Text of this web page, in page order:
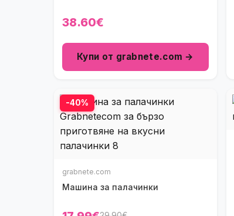
38.60€
Купи от grabnete.com →
-40%
grabnete.com
Машина за палачинки